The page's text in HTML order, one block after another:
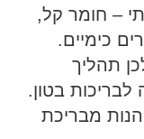
– חומר קל,
כימיים.
תהליך
בטון.
מבריכת